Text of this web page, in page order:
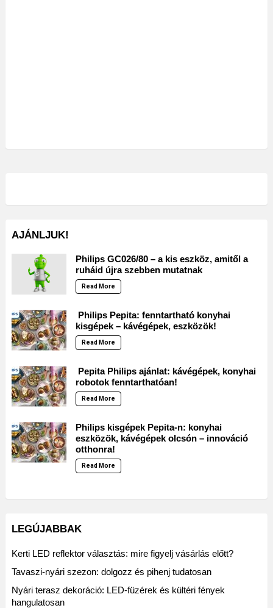
AJÁNLJUK!
Philips GC026/80 – a kis eszköz, amitől a
ruháid újra szebben mutatnak
Read More
Philips Pepita: fenntartható konyhai
kisgépek – kávégépek, eszközök!
Read More
Pepita Philips ajánlat: kávégépek, konyhai
robotok fenntarthatóan!
Read More
Philips kisgépek Pepita-n: konyhai
eszközök, kávégépek olcsón – innováció
otthonra!
Read More
LEGÚJABBAK
Kerti LED reflektor választás: mire figyelj vásárlás előtt?
Tavaszi-nyári szezon: dolgozz és pihenj tudatosan
Nyári terasz dekoráció: LED-füzérek és kültéri fények
hangulatosan